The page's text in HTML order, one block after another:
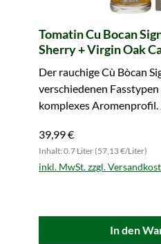
Tomatin Cu Bocan
Sherry + Virgin Oak
Der rauchige Cù Bòcan
verschiedenen
komplexes
39,99 €
Inhalt: 0.7 Liter (57,13 €/Liter)
inkl. MwSt. zzgl.
In den